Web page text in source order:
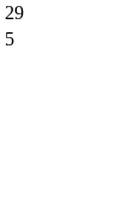
29
5